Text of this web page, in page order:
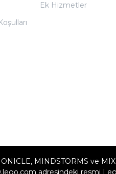
Ek Hizmetler
MINDSTORMS ve
adresindeki resmi